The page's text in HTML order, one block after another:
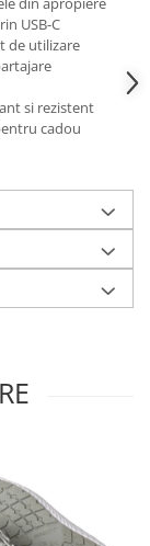
USB-C
de utilizare
si rezistent
cadou